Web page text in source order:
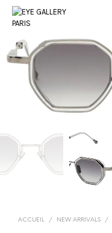
ACCUEIL / NEW ARRIVALS /